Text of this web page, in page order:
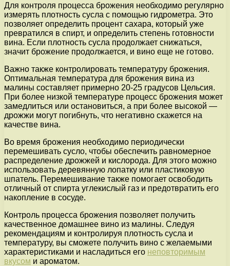
Для контроля процесса брожения необходимо регулярно
измерять плотность сусла с помощью гидрометра. Это
позволяет определить процент сахара, который уже
превратился в спирт, и определить степень готовности
вина. Если плотность сусла продолжает снижаться,
значит брожение продолжается, и вино еще не готово.
Важно также контролировать температуру брожения.
Оптимальная температура для брожения вина из
малины составляет примерно 20-25 градусов Цельсия.
При более низкой температуре процесс брожения может
замедлиться или остановиться, а при более высокой —
дрожжи могут погибнуть, что негативно скажется на
качестве вина.
Во время брожения необходимо периодически
перемешивать сусло, чтобы обеспечить равномерное
распределение дрожжей и кислорода. Для этого можно
использовать деревянную лопатку или пластиковую
шпатель. Перемешивание также помогает освободить
отличный от спирта углекислый газ и предотвратить его
накопление в сосуде.
Контроль процесса брожения позволяет получить
качественное домашнее вино из малины. Следуя
рекомендациям и контролируя плотность сусла и
температуру, вы сможете получить вино с желаемыми
характеристиками и насладиться его неповторимым
вкусом и ароматом.